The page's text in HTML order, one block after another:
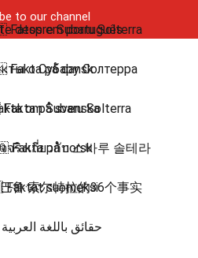
to our channel
despre Subaru Solterra
о Субару Солтерра
om Subaru Solterra
ริงเกี่ยวกับ 스바루 솔테라
·索尔特拉的36个事实
em português
på dansk
på svenska
på norsk
suomeksi
🇸🇦 حقائق باللغة العربية